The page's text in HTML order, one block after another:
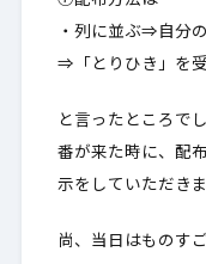
・列に並ぶ⇒自分
⇒「とりひき」を
と言ったところで
番が来た時に、配
示をしていただき
尚、当日はものす